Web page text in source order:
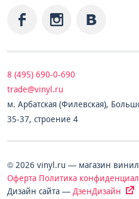
8 (495) 690-0-690
trade@vinyl.ru
м. Арбатская (Филевская),
35-37, строение 4
© 2026 vinyl.ru — магазин
Оферта Политика
Дизайн сайта — ДзенДизайн